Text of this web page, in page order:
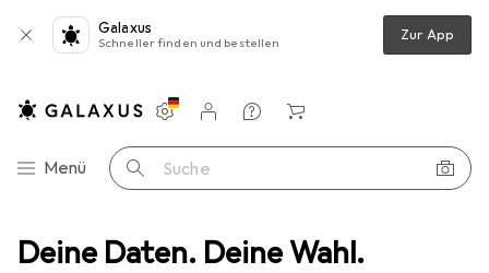
Deine Daten. Deine Wahl.
Galaxus
Schneller finden und bestellen Zur App
Navigation nach Kategorien
Menü Suche
Einstellungen
Kundenkonto
Vergleichslisten
Merklisten
Warenkorb
PABU